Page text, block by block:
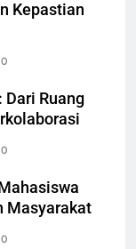
Kepastian
0
Dari Ruang
0
Masyarakat
0